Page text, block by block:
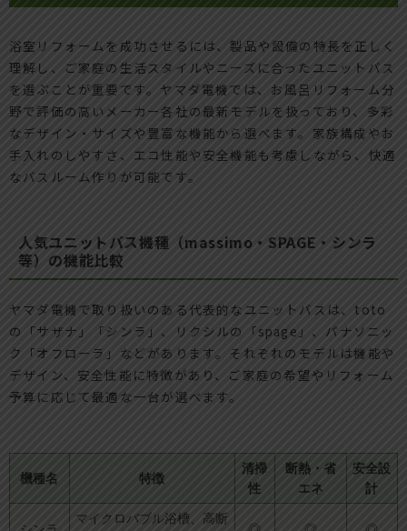
浴室リフォームを成功させるには、製品や設備の特長を正しく
理解し、ご家庭の生活スタイルやニーズに合ったユニットバス
を選ぶことが重要です。ヤマダ電機では、お風呂リフォーム分
野で評価の高いメーカー各社の最新モデルを扱っており、多彩
なデザイン・サイズや豊富な機能から選べます。家族構成やお
手入れのしやすさ、エコ性能や安全機能も考慮しながら、快適
なバスルーム作りが可能です。
人気ユニットバス機種（massimo・SPAGE・シンラ
等）の機能比較
ヤマダ電機で取り扱いのある代表的なユニットバスは、toto
の「サザナ」「シンラ」、リクシルの「spage」、パナソニッ
ク「オフローラ」などがあります。それぞれのモデルは機能や
デザイン、安全性能に特徴があり、ご家庭の希望やリフォーム
予算に応じて最適な一台が選べます。
機種名 特徴
清掃
性
断熱・省
エネ
安全設
計
マイクロバブル浴槽、高断